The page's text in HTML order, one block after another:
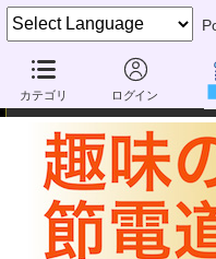
カテゴリ ログイン
趣味の節電道入門